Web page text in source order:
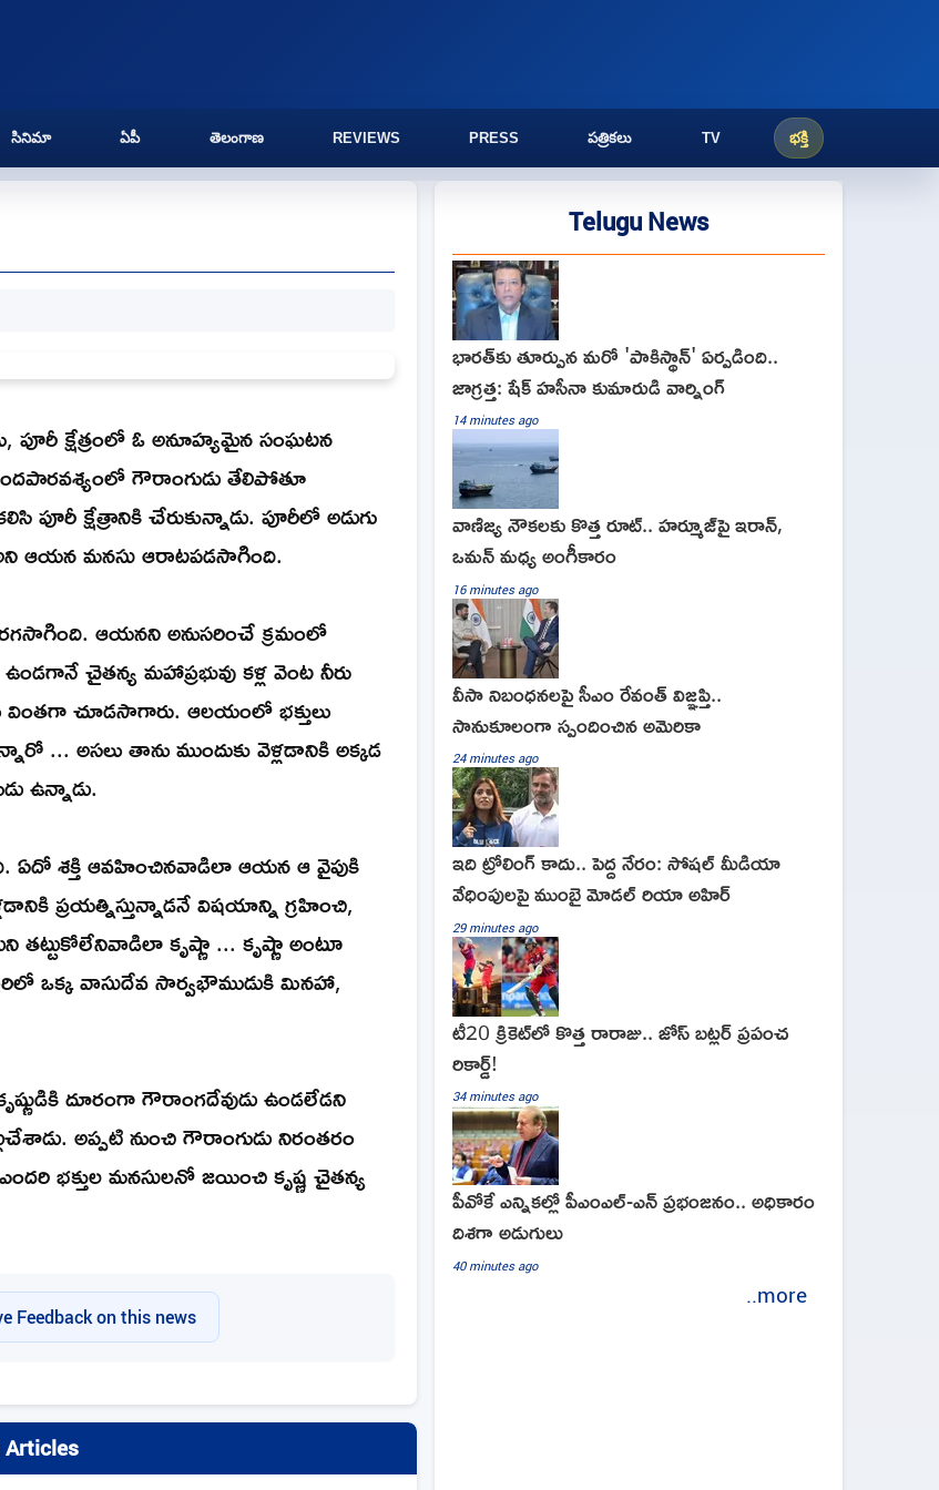
సినిమా ఏపీ తెలంగాణ REVIEWS PRESS పత్రికలు TV భక్తి
పూరీ క్షేత్రంలో ఓ అనూహ్యమైన సంఘటన
ఆనందపారవశ్యంలో గౌరాంగుడు తేలిపోతూ
క్షేత్రానికి చేరుకున్నాడు. పూరీలో అడుగు
అని ఆయన మనసు ఆరాటపడసాగింది.
ఆయనని అనుసరించే క్రమంలో
చైతన్య మహాప్రభువు కళ్ల వెంట నీరు
చూడసాగారు. ఆలయంలో భక్తులు
... అసలు తాను ముందుకు వెళ్లడానికి అక్కడ
ఉన్నాడు.
శక్తి ఆవహించినవాడిలా ఆయన ఆ వైపుకి
ప్రయత్నిస్తున్నాడనే విషయాన్ని గ్రహించి,
తట్టుకోలేనివాడిలా కృష్ణా ... కృష్ణా అంటూ
ఒక్క వాసుదేవ సార్వభౌముడుకి మినహా,
దూరంగా గౌరాంగదేవుడు ఉండలేడని
అప్పటి నుంచి గౌరాంగుడు నిరంతరం
భక్తుల మనసులనో జయించి కృష్ణ చైతన్య
Feedback on this news
Articles
Telugu News
భారత్‌కు తూర్పున‌ మరో 'పాకిస్థాన్' ఏర్పడింది..
జాగ్ర‌త్త‌: షేక్ హసీనా కుమారుడి వార్నింగ్
14 minutes ago
వాణిజ్య నౌకలకు కొత్త రూట్.. హర్మూజ్‌పై ఇరాన్,
ఒమన్ మధ్య అంగీకారం
16 minutes ago
వీసా నిబంధనలపై సీఎం రేవంత్ విజ్ఞప్తి..
సానుకూలంగా స్పందించిన అమెరికా
24 minutes ago
ఇది ట్రోలింగ్ కాదు.. పెద్ద నేరం: సోషల్ మీడియా
వేధింపులపై ముంబై మోడల్ రియా అహిర్
29 minutes ago
టీ20 క్రికెట్‌లో కొత్త రారాజు.. జోస్ బట్లర్ ప్ర‌పంచ
రికార్డ్‌!
34 minutes ago
పీవోకే ఎన్నికల్లో పీఎంఎల్-ఎన్ ప్రభంజనం.. అధికారం
దిశగా అడుగులు
40 minutes ago
..more